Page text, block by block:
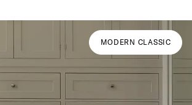
MODERN CLASSIC